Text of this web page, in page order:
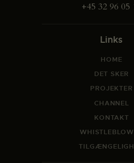
+45 32 96 05
Links
HOME
DET SKER
PROJEKTER
CHANNEL
KONTAKT